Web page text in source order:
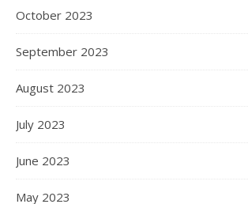
October 2023
September 2023
August 2023
July 2023
June 2023
May 2023